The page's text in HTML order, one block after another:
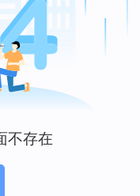
不存在